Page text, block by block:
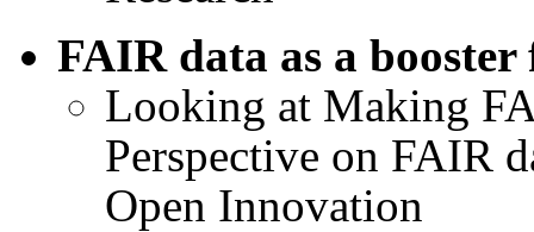
FAIR data as a
Looking at Making
Perspective on FAIR
Open Innovation